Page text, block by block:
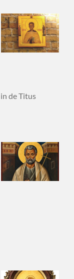
de Titus